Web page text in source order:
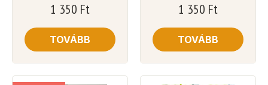
1 350 Ft
TOVÁBB
1 350 Ft
TOVÁBB